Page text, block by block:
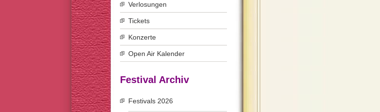
Verlosungen
Tickets
Konzerte
Open Air Kalender
Festival Archiv
Festivals 2026